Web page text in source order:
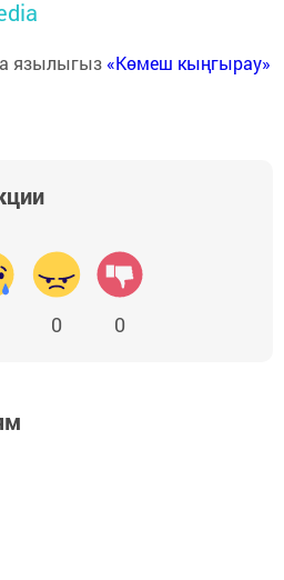
язылыгыз «Көмеш кыңгырау»
0 0